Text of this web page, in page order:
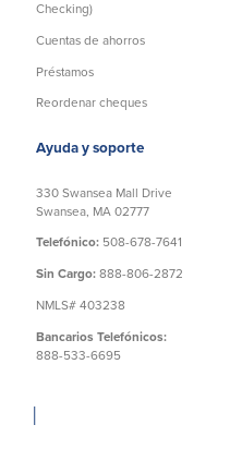
Checking)
Cuentas de ahorros
Préstamos
Reordenar cheques
Ayuda y soporte
330 Swansea Mall Drive
Swansea, MA 02777
Telefónico: 508-678-7641
Sin Cargo: 888-806-2872
NMLS# 403238
Bancarios Telefónicos:
888-533-6695